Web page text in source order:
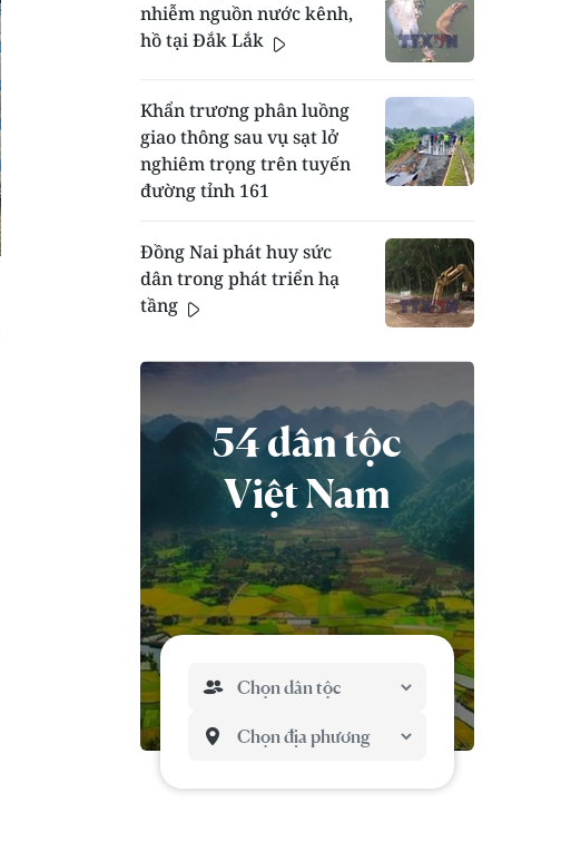
nhiễm nguồn nước kênh,
hồ tại Đắk Lắk
Khẩn trương phân luồng
giao thông sau vụ sạt lở
nghiêm trọng trên tuyến
đường tỉnh 161
Đồng Nai phát huy sức
dân trong phát triển hạ
tầng
54 dân tộc
Việt Nam